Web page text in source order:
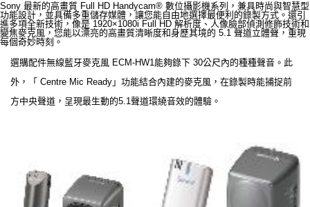
Sony 最新的高畫質 Full HD Handycam® 數位攝影機系列，兼具時尚與智慧型
功能設計，並具備多重儲存媒體，讓您能自由地選擇最便利的錄製方式。還引
進多項全新技術，像是 1920×1080i Full HD 解析度、人像臉部偵測修飾技術和
變焦麥克風，您能以漂亮的高畫質清晰度和身歷其境的 5.1 聲道立體聲，重現
每個奇妙時刻。
選購配件無線藍牙麥克風 ECM-HW1能夠錄下 30公尺內的種種聲音。此
外，「 Centre Mic Ready」功能結合內建的麥克風，在錄製時能捕捉前
方中央聲道，呈現最生動的5.1聲道環繞音效的體驗。